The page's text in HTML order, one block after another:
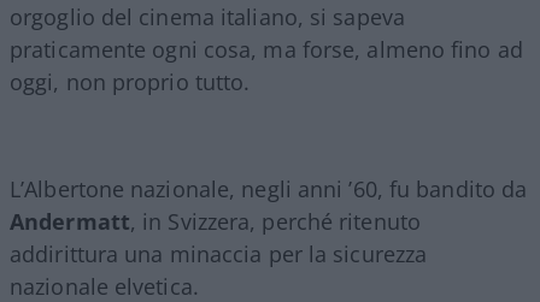
orgoglio del cinema italiano, si sapeva
praticamente ogni cosa, ma forse, almeno fino ad
oggi, non proprio tutto.
L’Albertone nazionale, negli anni ’60, fu bandito da
Andermatt, in Svizzera, perché ritenuto
addirittura una minaccia per la sicurezza
nazionale elvetica.